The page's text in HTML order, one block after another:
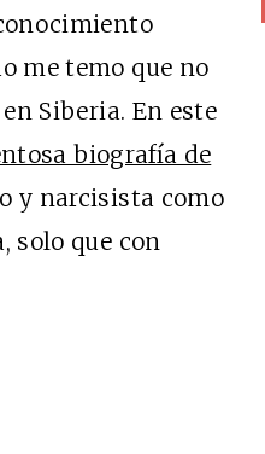
me temo que no
Siberia. En este
biografía de
y narcisista como
solo que con